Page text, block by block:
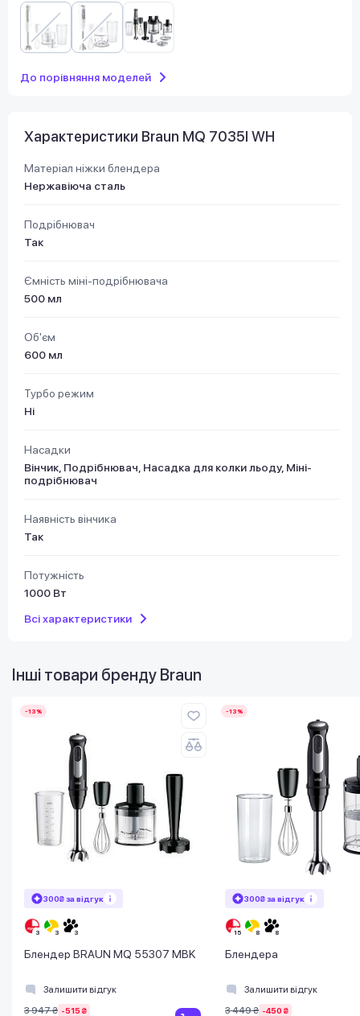
До порівняння моделей
Характеристики Braun MQ 7035I WH
Матеріал ніжки блендера
Нержавіюча сталь
Подрібнювач
Так
Ємність міні-подрібнювача
500 мл
Об'єм
600 мл
Турбо режим
Ні
Насадки
Вінчик, Подрібнювач, Насадка для колки льоду, Міні-
подрібнювач
Наявність вінчика
Так
Потужність
1000 Вт
Всі характеристики
Інші товари бренду Braun
-13%
300₴ за відгук
Блендер BRAUN MQ 55307 MBK
Залишити відгук
3 947 ₴ -515 ₴
-13%
300₴ за відгук
Блендера
Залишити відгук
3 449 ₴ -450 ₴